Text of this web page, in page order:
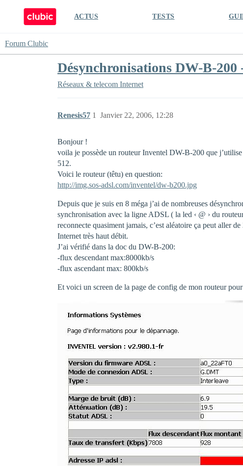
ACTUS TESTS
Forum Clubic
Désynchronisations DW-B-200
Réseaux & telecom Internet
Renesis57 Janvier 22, 2006, 12:28
1
Bonjour !
voila je possède un routeur Inventel DW-B-200 que
512.
Voici le routeur (têtu) en question:
http://img.sos-adsl.com/inventel/dw-b200.jpg
Depuis que je suis en 8 méga j’ai de nombreuses
synchronisation avec la ligne ADSL ( la led ‹ @ › du
reconnecte quasiment jamais, c’est aléatoire ça peut aller
Internet très haut débit.
J’ai vérifié dans la doc du DW-B-200:
-flux descendant max:8000kb/s
-flux ascendant max: 800kb/s
Et voici un screen de la page de config de mon routeur